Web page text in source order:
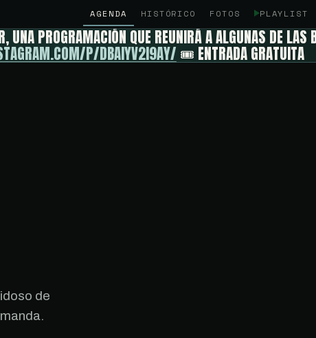
AGENDA HISTÓRICO FOTOS PLAYLIST
UNA PROGRAMACIÓN QUE REUNIRÁ A ALGUNAS DE LAS
P/DBAIYV2I9AY/ 🎟️ ENTRADA GRATUITA
de